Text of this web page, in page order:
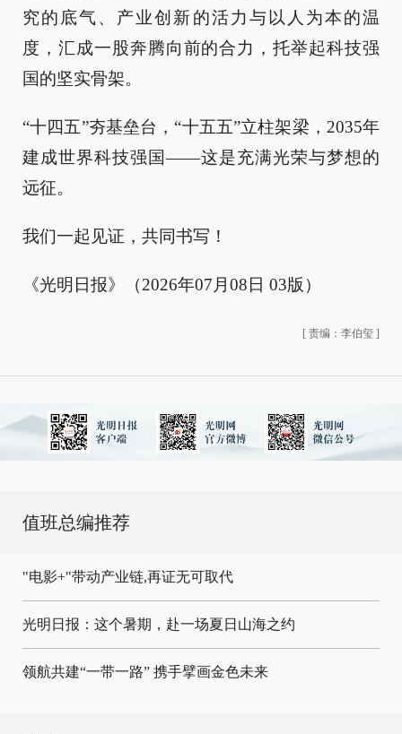
究的底气、产业创新的活力与以人为本的温
度，汇成一股奔腾向前的合力，托举起科技强
国的坚实骨架。
“十四五”夯基垒台，“十五五”立柱架梁，2035年
建成世界科技强国——这是充满光荣与梦想的
远征。
我们一起见证，共同书写！
《光明日报》（2026年07月08日 03版）
[ 责编：李伯玺 ]
值班总编推荐
"电影+"带动产业链,再证无可取代
光明日报：这个暑期，赴一场夏日山海之约
领航共建“一带一路” 携手擘画金色未来